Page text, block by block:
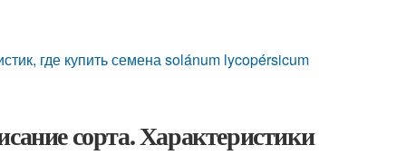
где купить семена solánum lycopérsicum
сорта. Характеристики